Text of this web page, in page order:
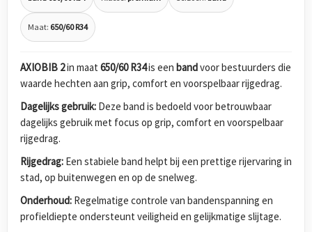
Maat: 650/60 R34
AXIOBIB 2in maat 650/60 R34is een bandvoor bestuurders die
waarde hechten aan grip, comfort en voorspelbaar rijgedrag.
Dagelijks gebruik: Deze band is bedoeld voor betrouwbaar
dagelijks gebruik met focus op grip, comfort en voorspelbaar
rijgedrag.
Rijgedrag: Een stabiele band helpt bij een prettige rijervaring in
stad, op buitenwegen en op de snelweg.
Onderhoud: Regelmatige controle van bandenspanning en
profieldiepte ondersteunt veiligheid en gelijkmatige slijtage.